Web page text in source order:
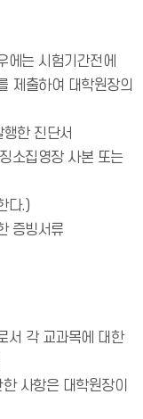
에는 시험기간전에
제출하여 대학원장의
한 진단서
소집영장 사본 또는
다.)
증빙서류
서 각 교과목에 대한
사항은 대학원장이